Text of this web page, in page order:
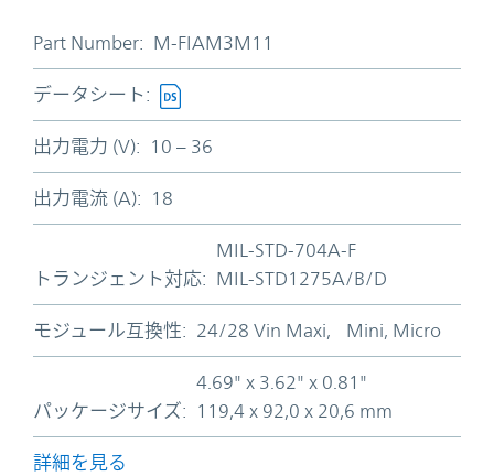
Part Number: M-FIAM3M11
データシート:
出力電力 (V): 10 – 36
出力電流 (A): 18
トランジェント対応:
MIL-STD-704A-F
MIL-STD1275A/B/D
モジュール互換性: 24/28 Vin Maxi, Mini, Micro
パッケージサイズ:
4.69" x 3.62" x 0.81"
119,4 x 92,0 x 20,6 mm
詳細を見る